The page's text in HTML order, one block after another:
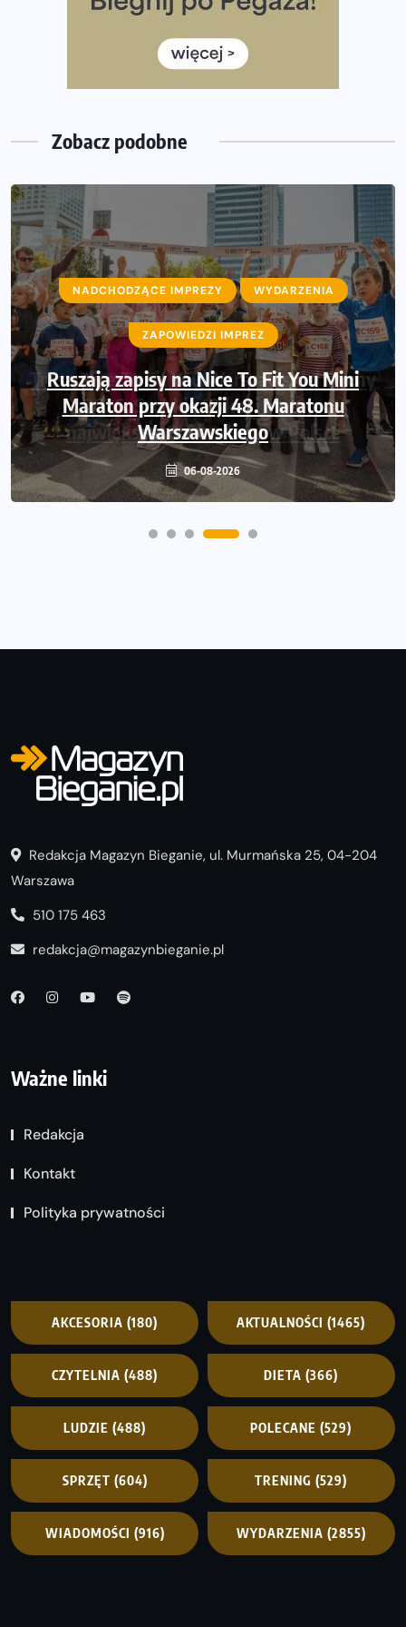
Rozbiegany Olsztyn szykuje się na weekend z
Już w tę sobotę 35. Bieg Powstania Warszawskiego.
Wystartuje rekordowa liczba uczestników
Zobacz podobne
NADCHODZĄCE IMPREZY WYDARZENIA
ZAPOWIEDZI IMPREZ
Ruszają zapisy na Nice To Fit You Mini
Maraton przy okazji 48. Maratonu
Warszawskiego
06-08-2026
Redakcja Magazyn Bieganie, ul. Murmańska 25, 04-204
Warszawa
510 175 463
redakcja@magazynbieganie.pl
Ważne linki
Redakcja
Kontakt
Polityka prywatności
AKCESORIA (180) AKTUALNOŚCI (1465)
CZYTELNIA (488) DIETA (366)
LUDZIE (488) POLECANE (529)
SPRZĘT (604) TRENING (529)
WIADOMOŚCI (916) WYDARZENIA (2855)